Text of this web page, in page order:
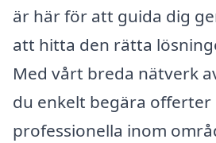
är här för att guida dig
att hitta den rätta
Med vårt breda nätverk
du enkelt begära offerter
professionella inom